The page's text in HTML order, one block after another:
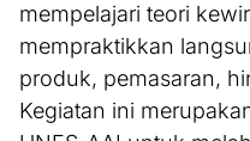
mempelajari teori
mempraktikkan
produk, pemasaran,
Kegiatan ini